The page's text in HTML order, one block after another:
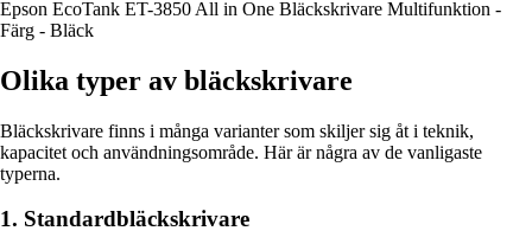
Epson EcoTank ET-3850 All in One Bläckskrivare Multifunktion -
Färg - Bläck
Olika typer av bläckskrivare
Bläckskrivare finns i många varianter som skiljer sig åt i teknik,
kapacitet och användningsområde. Här är några av de vanligaste
typerna.
1. Standardbläckskrivare